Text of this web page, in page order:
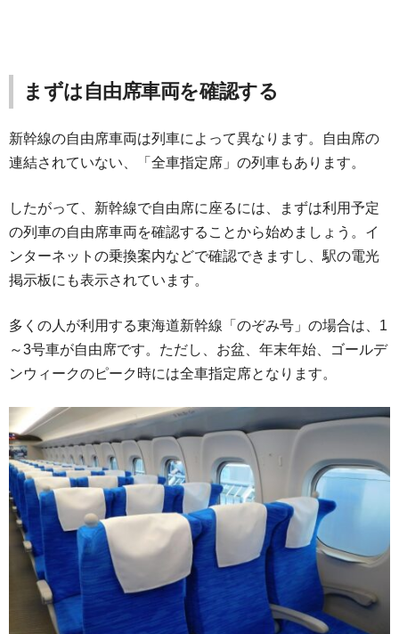
まずは自由席車両を確認する
新幹線の自由席車両は列車によって異なります。自由席の
連結されていない、「全車指定席」の列車もあります。
したがって、新幹線で自由席に座るには、まずは利用予定
の列車の自由席車両を確認することから始めましょう。イ
ンターネットの乗換案内などで確認できますし、駅の電光
掲示板にも表示されています。
多くの人が利用する東海道新幹線「のぞみ号」の場合は、1
～3号車が自由席です。ただし、お盆、年末年始、ゴールデ
ンウィークのピーク時には全車指定席となります。